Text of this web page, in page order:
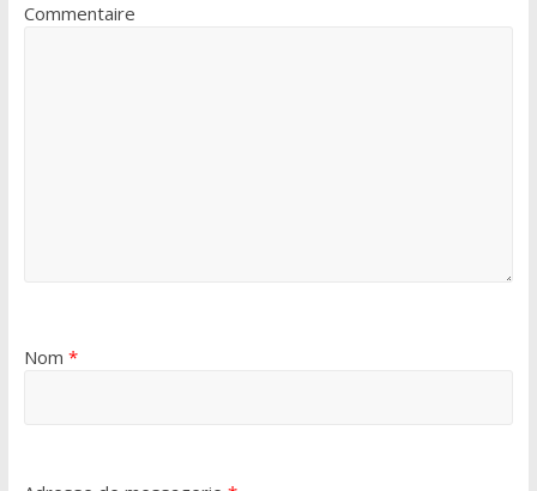
Commentaire
Nom *